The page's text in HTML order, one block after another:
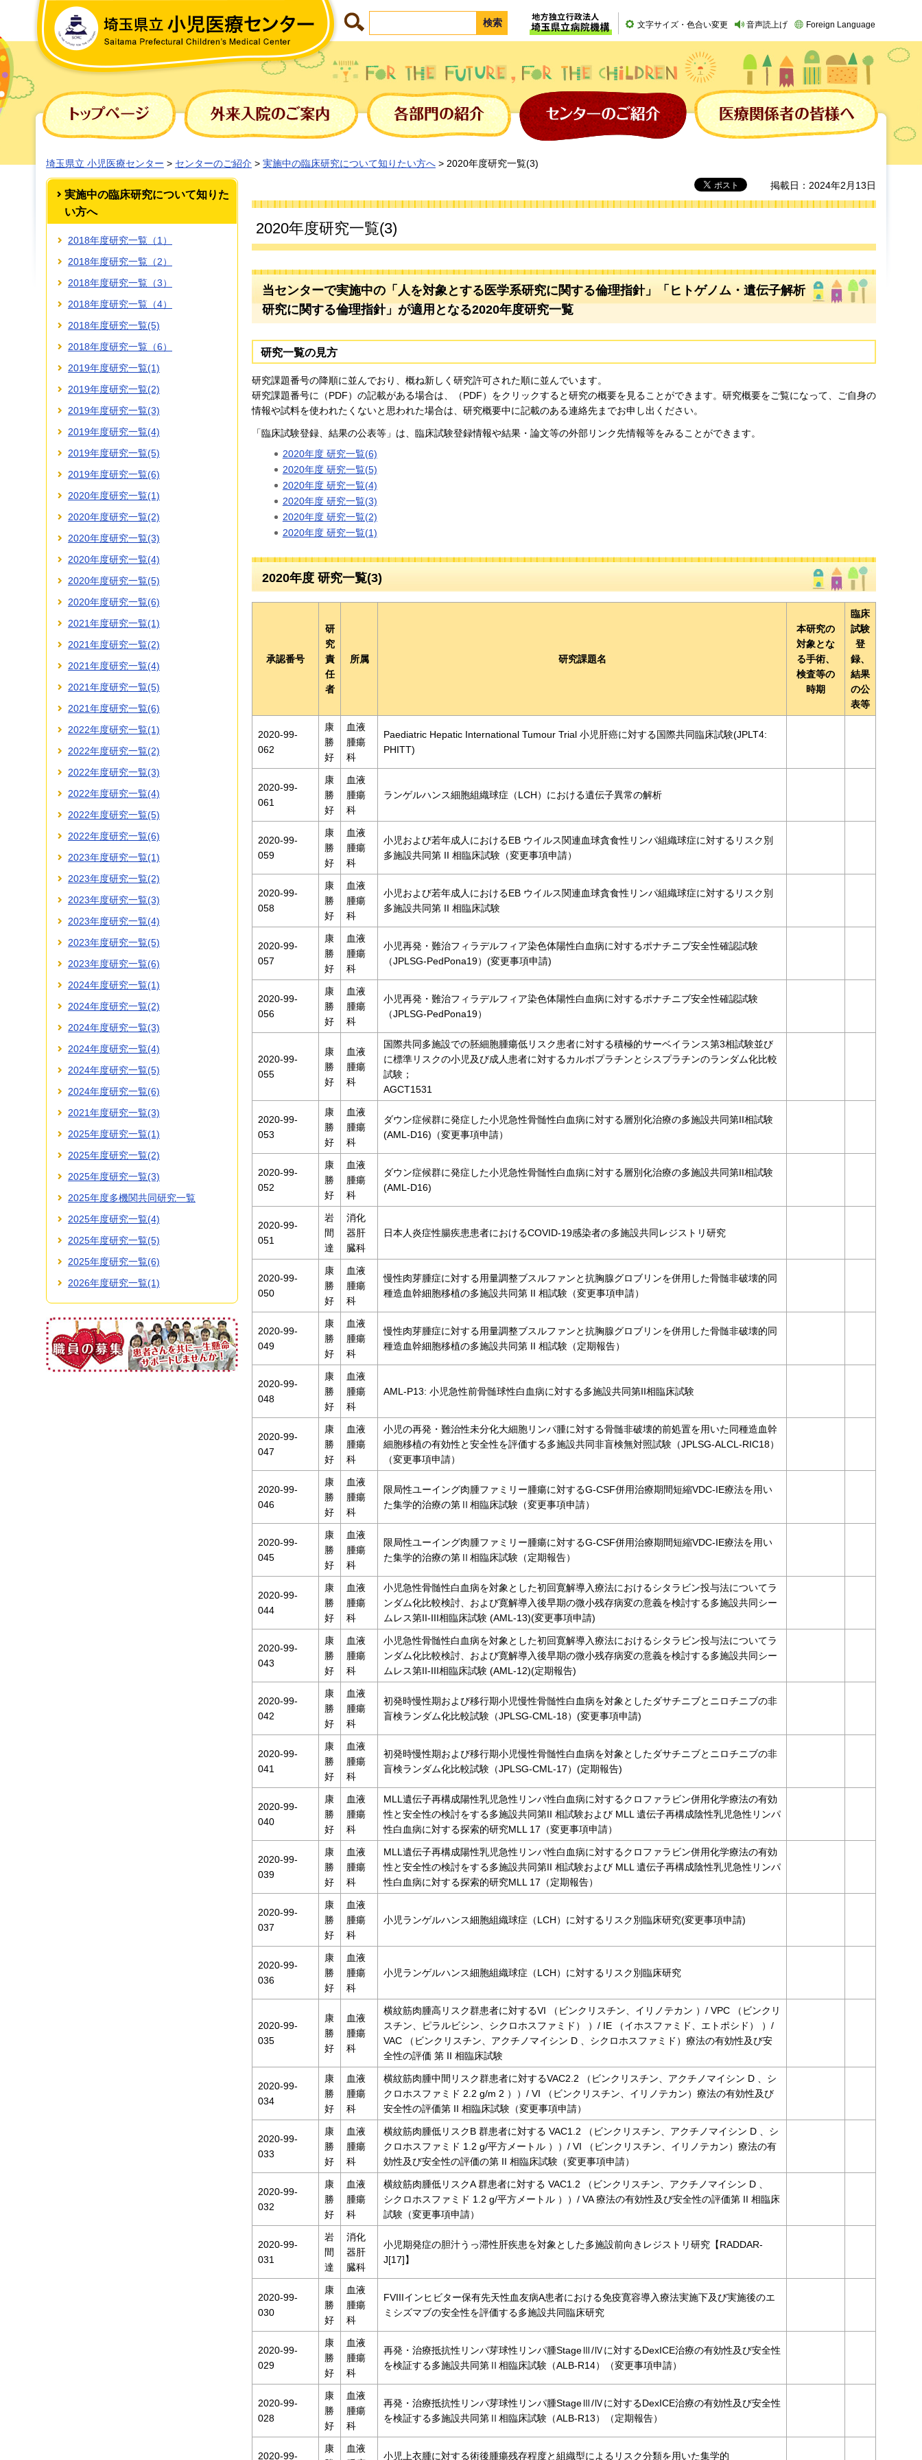
埼玉県立 小児医療センター 文字サイズ・色合い変更 音声読上げ Foreign Language
埼玉県立 小児医療センター > センターのご紹介 > 実施中の臨床研究について知りたい方へ > 2020年度研究一覧(3)
実施中の臨床研究について知りた
い方へ
2018年度研究一覧（1）
2018年度研究一覧（2）
2018年度研究一覧（3）
2018年度研究一覧（4）
2018年度研究一覧(5)
2018年度研究一覧（6）
2019年度研究一覧(1)
2019年度研究一覧(2)
2019年度研究一覧(3)
2019年度研究一覧(4)
2019年度研究一覧(5)
2019年度研究一覧(6)
2020年度研究一覧(1)
2020年度研究一覧(2)
2020年度研究一覧(3)
2020年度研究一覧(4)
2020年度研究一覧(5)
2020年度研究一覧(6)
2021年度研究一覧(1)
2021年度研究一覧(2)
2021年度研究一覧(4)
2021年度研究一覧(5)
2021年度研究一覧(6)
2022年度研究一覧(1)
2022年度研究一覧(2)
2022年度研究一覧(3)
2022年度研究一覧(4)
2022年度研究一覧(5)
2022年度研究一覧(6)
2023年度研究一覧(1)
2023年度研究一覧(2)
2023年度研究一覧(3)
2023年度研究一覧(4)
2023年度研究一覧(5)
2023年度研究一覧(6)
2024年度研究一覧(1)
2024年度研究一覧(2)
2024年度研究一覧(3)
2024年度研究一覧(4)
2024年度研究一覧(5)
2024年度研究一覧(6)
2021年度研究一覧(3)
2025年度研究一覧(1)
2025年度研究一覧(2)
2025年度研究一覧(3)
2025年度多機関共同研究一覧
2025年度研究一覧(4)
2025年度研究一覧(5)
2025年度研究一覧(6)
2026年度研究一覧(1)
掲載日：2024年2月13日
2020年度研究一覧(3)
当センターで実施中の「人を対象とする医学系研究に関する倫理指針」「ヒトゲノム・遺伝子解析
研究に関する倫理指針」が適用となる2020年度研究一覧
研究一覧の見方
研究課題番号の降順に並んでおり、概ね新しく研究許可された順に並んでいます。
研究課題番号に（PDF）の記載がある場合は、（PDF）をクリックすると研究の概要を見ることができます。研究概要をご覧になって、ご自身の
情報や試料を使われたくないと思われた場合は、研究概要中に記載のある連絡先までお申し出ください。
「臨床試験登録、結果の公表等」は、臨床試験登録情報や結果・論文等の外部リンク先情報等をみることができます。
2020年度 研究一覧(6)
2020年度 研究一覧(5)
2020年度 研究一覧(4)
2020年度 研究一覧(3)
2020年度 研究一覧(2)
2020年度 研究一覧(1)
2020年度 研究一覧(3)
承認番号
研
究
責
任
者
所属 研究課題名
本研究の
対象とな
る手術、
検査等の
時期
臨床
試験
登
録、
結果
の公
表等
2020-99-
062
康
勝
好
血液
腫瘍
科
Paediatric Hepatic International Tumour Trial 小児肝癌に対する国際共同臨床試験(JPLT4:
PHITT)
2020-99-
061
康
勝
好
血液
腫瘍
科
ランゲルハンス細胞組織球症（LCH）における遺伝子異常の解析
2020-99-
059
康
勝
好
血液
腫瘍
科
小児および若年成人におけるEB ウイルス関連血球貪食性リンパ組織球症に対するリスク別
多施設共同第 II 相臨床試験（変更事項申請）
2020-99-
058
康
勝
好
血液
腫瘍
科
小児および若年成人におけるEB ウイルス関連血球貪食性リンパ組織球症に対するリスク別
多施設共同第 II 相臨床試験
2020-99-
057
康
勝
好
血液
腫瘍
科
小児再発・難治フィラデルフィア染色体陽性白血病に対するポナチニブ安全性確認試験
（JPLSG-PedPona19）(変更事項申請)
2020-99-
056
康
勝
好
血液
腫瘍
科
小児再発・難治フィラデルフィア染色体陽性白血病に対するポナチニブ安全性確認試験
（JPLSG-PedPona19）
2020-99-
055
康
勝
好
血液
腫瘍
科
国際共同多施設での胚細胞腫瘍低リスク患者に対する積極的サーベイランス第3相試験並び
に標準リスクの小児及び成人患者に対するカルボプラチンとシスプラチンのランダム化比較
試験；
AGCT1531
2020-99-
053
康
勝
好
血液
腫瘍
科
ダウン症候群に発症した小児急性骨髄性白血病に対する層別化治療の多施設共同第II相試験
(AML-D16)（変更事項申請）
2020-99-
052
康
勝
好
血液
腫瘍
科
ダウン症候群に発症した小児急性骨髄性白血病に対する層別化治療の多施設共同第II相試験
(AML-D16)
2020-99-
051
岩
間
達
消化
器肝
臓科
日本人炎症性腸疾患患者におけるCOVID-19感染者の多施設共同レジストリ研究
2020-99-
050
康
勝
好
血液
腫瘍
科
慢性肉芽腫症に対する用量調整ブスルファンと抗胸腺グロブリンを併用した骨髄非破壊的同
種造血幹細胞移植の多施設共同第 II 相試験（変更事項申請）
2020-99-
049
康
勝
好
血液
腫瘍
科
慢性肉芽腫症に対する用量調整ブスルファンと抗胸腺グロブリンを併用した骨髄非破壊的同
種造血幹細胞移植の多施設共同第 II 相試験（定期報告）
2020-99-
048
康
勝
好
血液
腫瘍
科
AML-P13: 小児急性前⾻髄球性白血病に対する多施設共同第II相臨床試験
2020-99-
047
康
勝
好
血液
腫瘍
科
小児の再発・難治性未分化大細胞リンパ腫に対する骨髄非破壊的前処置を用いた同種造血幹
細胞移植の有効性と安全性を評価する多施設共同非盲検無対照試験（JPLSG-ALCL-RIC18）
（変更事項申請）
2020-99-
046
康
勝
好
血液
腫瘍
科
限局性ユーイング肉腫ファミリー腫瘍に対するG-CSF併用治療期間短縮VDC-IE療法を用い
た集学的治療の第Ⅱ相臨床試験（変更事項申請）
2020-99-
045
康
勝
好
血液
腫瘍
科
限局性ユーイング肉腫ファミリー腫瘍に対するG-CSF併用治療期間短縮VDC-IE療法を用い
た集学的治療の第Ⅱ相臨床試験（定期報告）
2020-99-
044
康
勝
好
血液
腫瘍
科
小児急性骨髄性白血病を対象とした初回寛解導入療法におけるシタラビン投与法についてラ
ンダム化比較検討、および寛解導入後早期の微小残存病変の意義を検討する多施設共同シー
ムレス第II-III相臨床試験 (AML-13)(変更事項申請)
2020-99-
043
康
勝
好
血液
腫瘍
科
小児急性骨髄性白血病を対象とした初回寛解導入療法におけるシタラビン投与法についてラ
ンダム化比較検討、および寛解導入後早期の微小残存病変の意義を検討する多施設共同シー
ムレス第II-III相臨床試験 (AML-12)(定期報告)
2020-99-
042
康
勝
好
血液
腫瘍
科
初発時慢性期および移行期小児慢性骨髄性白血病を対象としたダサチニブとニロチニブの非
盲検ランダム化比較試験（JPLSG-CML-18）(変更事項申請)
2020-99-
041
康
勝
好
血液
腫瘍
科
初発時慢性期および移行期小児慢性骨髄性白血病を対象としたダサチニブとニロチニブの非
盲検ランダム化比較試験（JPLSG-CML-17）(定期報告)
2020-99-
040
康
勝
好
血液
腫瘍
科
MLL遺伝子再構成陽性乳児急性リンパ性白血病に対するクロファラビン併用化学療法の有効
性と安全性の検討をする多施設共同第II 相試験および MLL 遺伝子再構成陰性乳児急性リンパ
性白血病に対する探索的研究MLL 17（変更事項申請）
2020-99-
039
康
勝
好
血液
腫瘍
科
MLL遺伝子再構成陽性乳児急性リンパ性白血病に対するクロファラビン併用化学療法の有効
性と安全性の検討をする多施設共同第II 相試験および MLL 遺伝子再構成陰性乳児急性リンパ
性白血病に対する探索的研究MLL 17（定期報告）
2020-99-
037
康
勝
好
血液
腫瘍
科
小児ランゲルハンス細胞組織球症（LCH）に対するリスク別臨床研究(変更事項申請)
2020-99-
036
康
勝
好
血液
腫瘍
科
小児ランゲルハンス細胞組織球症（LCH）に対するリスク別臨床研究
2020-99-
035
康
勝
好
血液
腫瘍
科
横紋筋肉腫高リスク群患者に対するVI （ビンクリスチン、イリノテカン ）/ VPC （ビンクリ
スチン、ピラルビシン、シクロホスファミド） ）/ IE （イホスファミド、エトポシド） ）/
VAC （ビンクリスチン、アクチノマイシン D 、シクロホスファミド）療法の有効性及び安
全性の評価 第 II 相臨床試験
2020-99-
034
康
勝
好
血液
腫瘍
科
横紋筋肉腫中間リスク群患者に対するVAC2.2 （ビンクリスチン、アクチノマイシン D 、シ
クロホスファミド 2.2 g/m 2 ））/ VI （ビンクリスチン、イリノテカン）療法の有効性及び
安全性の評価第 II 相臨床試験（変更事項申請）
2020-99-
033
康
勝
好
血液
腫瘍
科
横紋筋肉腫低リスクB 群患者に対する VAC1.2 （ビンクリスチン、アクチノマイシン D 、シ
クロホスファミド 1.2 g/平方メートル ））/ VI （ビンクリスチン、イリノテカン）療法の有
効性及び安全性の評価の第 II 相臨床試験（変更事項申請）
2020-99-
032
康
勝
好
血液
腫瘍
科
横紋筋肉腫低リスクA 群患者に対する VAC1.2 （ビンクリスチン、アクチノマイシン D 、
シクロホスファミド 1.2 g/平方メートル ））/ VA 療法の有効性及び安全性の評価第 II 相臨床
試験（変更事項申請）
2020-99-
031
岩
間
達
消化
器肝
臓科
小児期発症の胆汁うっ滞性肝疾患を対象とした多施設前向きレジストリ研究【RADDAR-
J[17]】
2020-99-
030
康
勝
好
血液
腫瘍
科
FVIIIインヒビター保有先天性血友病A患者における免疫寛容導入療法実施下及び実施後のエ
ミシズマブの安全性を評価する多施設共同臨床研究
2020-99-
029
康
勝
好
血液
腫瘍
科
再発・治療抵抗性リンパ芽球性リンパ腫StageⅢ/Ⅳに対するDexICE治療の有効性及び安全性
を検証する多施設共同第Ⅱ相臨床試験（ALB-R14）（変更事項申請）
2020-99-
028
康
勝
好
血液
腫瘍
科
再発・治療抵抗性リンパ芽球性リンパ腫StageⅢ/Ⅳに対するDexICE治療の有効性及び安全性
を検証する多施設共同第Ⅱ相臨床試験（ALB-R13）（定期報告）
2020-99-
康
血液
小児上衣腫に対する術後腫瘍残存程度と組織型によるリスク分類を用いた集学的